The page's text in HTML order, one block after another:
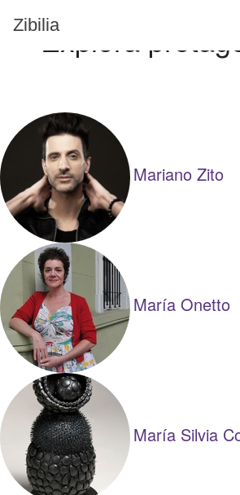
ZibiliaExplorá
Mariano Zito
María Onetto
María Silvia